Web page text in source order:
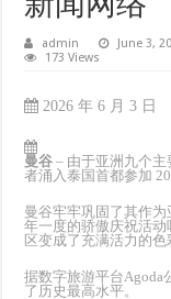
新闻网络
admin June 3,
173 Views
2026 年 6 月 3 日
曼谷 – 由于亚洲九个主
者涌入泰国首都参加
曼谷牢牢巩固了其作
年一度的骄傲庆祝活
区变成了充满活力的色
据数字旅游平台Agoda
了历史最高水平。